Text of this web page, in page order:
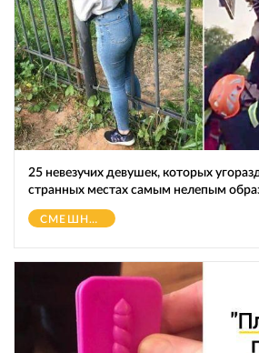
25 невезучих девушек, которых
странных местах самым нелепым
СМЕШНОЕ